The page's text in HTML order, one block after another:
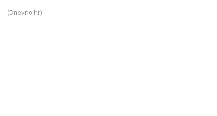
(Dnevno.hr)